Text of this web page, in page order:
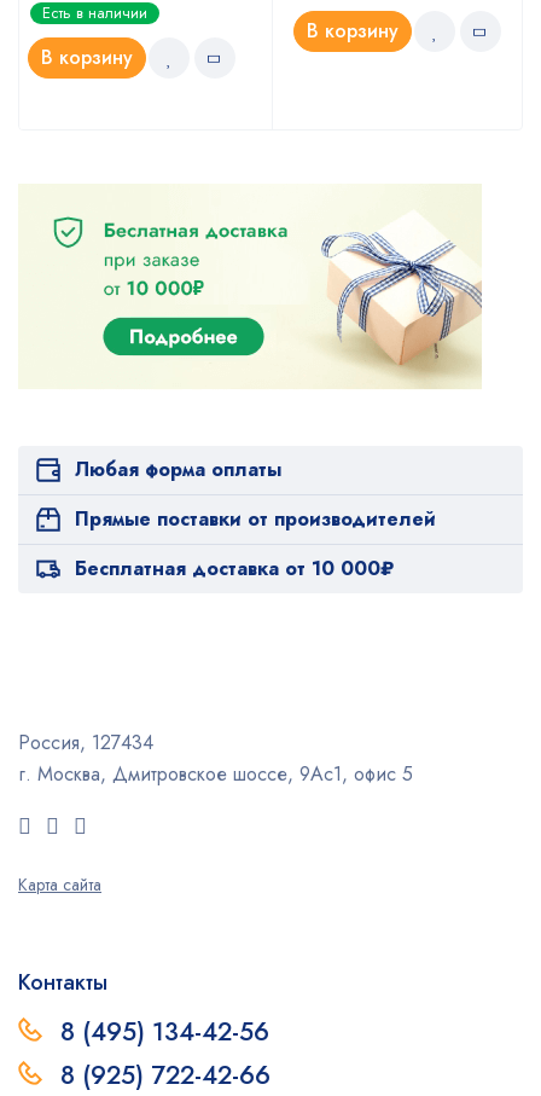
Есть в наличии
В корзину
В корзину
Любая форма оплаты
Прямые поставки от производителей
Бесплатная доставка от 10 000₽
Россия, 127434
г. Москва, Дмитровское шоссе, 9Ас1, офис 5
Карта сайта
Контакты
8 (495) 134-42-56
8 (925) 722-42-66